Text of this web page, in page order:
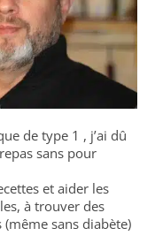
de type 1 , j’ai dû
sans pour
et aider les
à trouver des
sans diabète)